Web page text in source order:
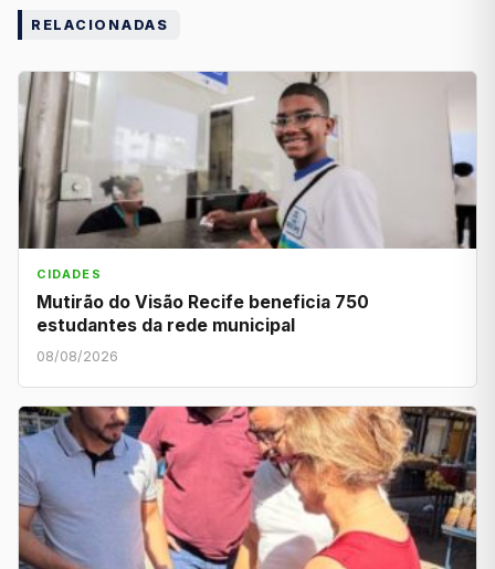
RELACIONADAS
CIDADES
Mutirão do Visão Recife beneficia 750
estudantes da rede municipal
08/08/2026